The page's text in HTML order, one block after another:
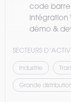
code barre
Intégration
démo &
SECTEURS
Industrie
Grande